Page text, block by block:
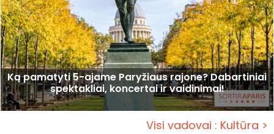
Ką pamatyti 5-ajame Paryžiaus rajone? Dabartiniai
spektakliai, koncertai ir vaidinimai!
Visi vadovai : Kultūra >